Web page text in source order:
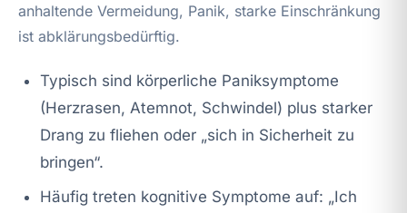
anhaltende Vermeidung, Panik, starke Einschränkung
ist abklärungsbedürftig.
Typisch sind körperliche Paniksymptome
(Herzrasen, Atemnot, Schwindel) plus starker
Drang zu fliehen oder „sich in Sicherheit zu
bringen“.
Häufig treten kognitive Symptome auf: „Ich